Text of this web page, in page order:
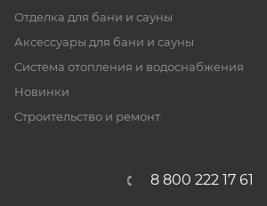
Отделка для бани и сауны
Аксессуары для бани и сауны
Система отопления и водоснабжения
Новинки
Строительство и ремонт
8 800 222 17 61